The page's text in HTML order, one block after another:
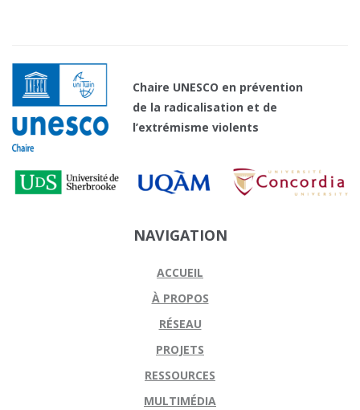
Chaire UNESCO en prévention
de la radicalisation et de
l’extrémisme violents
NAVIGATION
ACCUEIL
À PROPOS
RÉSEAU
PROJETS
RESSOURCES
MULTIMÉDIA